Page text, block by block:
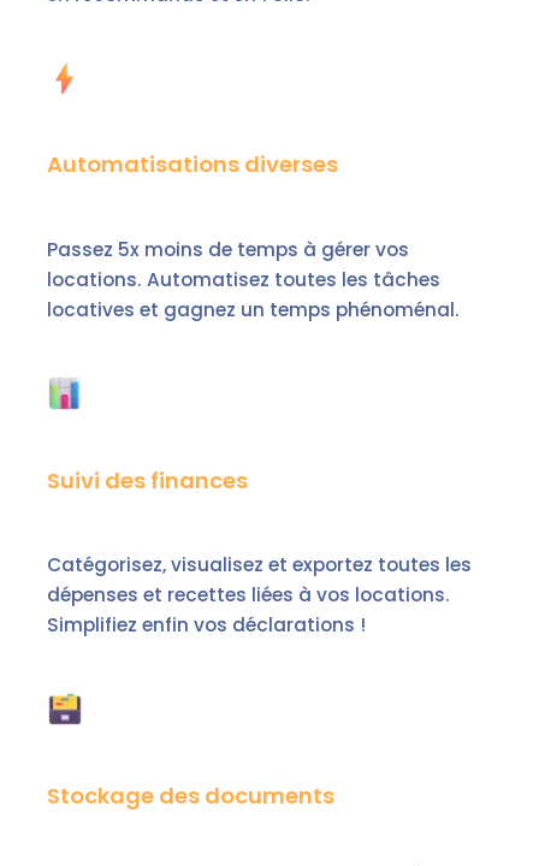
Automatisations diverses
Passez 5x moins de temps à gérer vos
locations. Automatisez toutes les tâches
locatives et gagnez un temps phénoménal.
Suivi des finances
Catégorisez, visualisez et exportez toutes les
dépenses et recettes liées à vos locations.
Simplifiez enfin vos déclarations !
Stockage des documents